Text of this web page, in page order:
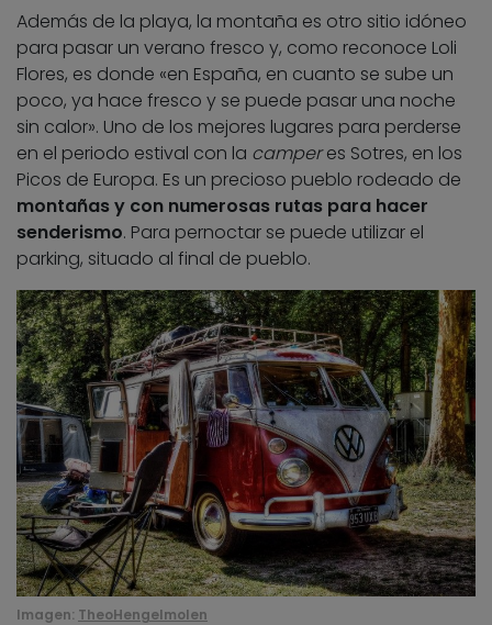
Además de la playa, la montaña es otro sitio idóneo
para pasar un verano fresco y, como reconoce Loli
Flores, es donde «en España, en cuanto se sube un
poco, ya hace fresco y se puede pasar una noche
sin calor». Uno de los mejores lugares para perderse
en el periodo estival con la camperes Sotres, en los
Picos de Europa. Es un precioso pueblo rodeado de
montañas y con numerosas rutas para hacer
senderismo. Para pernoctar se puede utilizar el
parking, situado al final de pueblo.
Imagen: TheoHengelmolen